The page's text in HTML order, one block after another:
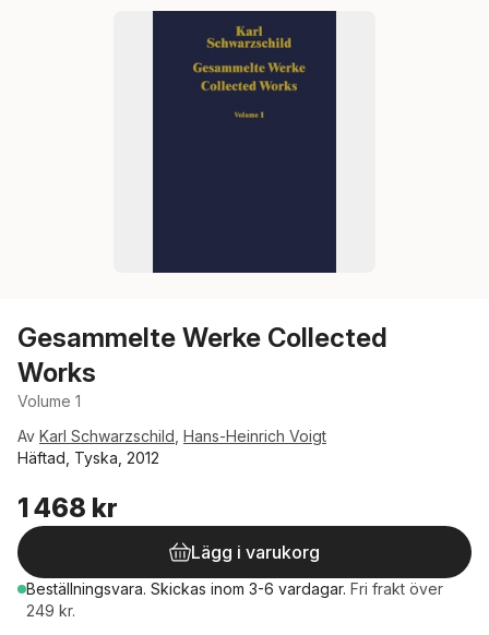
Gesammelte Werke Collected
Works
Volume 1
Av Karl Schwarzschild Hans-Heinrich Voigt
Häftad, Tyska, 2012
1 468 kr
Lägg i varukorg
Beställningsvara. Skickas inom 3-6 vardagar. Fri frakt över
249 kr.